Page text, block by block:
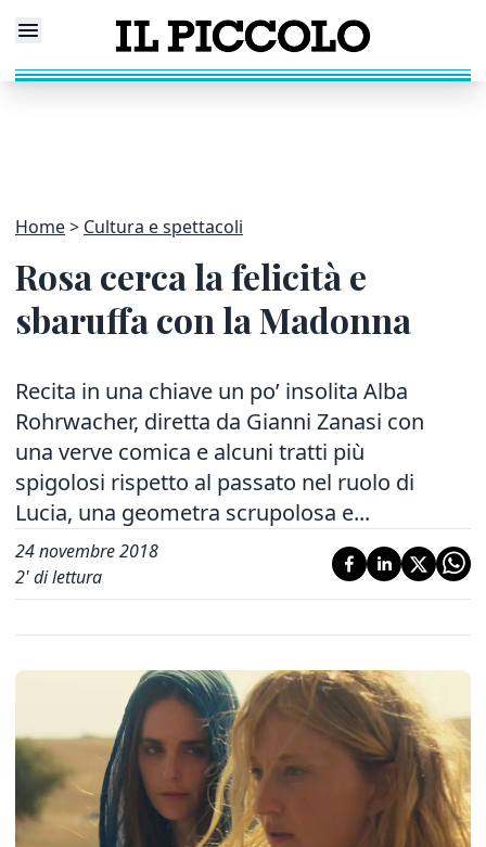
Home Cultura e spettacoli
Rosa cerca la felicità e
sbaruffa con la Madonna
Recita in una chiave un po’ insolita Alba
Rohrwacher, diretta da Gianni Zanasi con
una verve comica e alcuni tratti più
spigolosi rispetto al passato nel ruolo di
Lucia, una geometra scrupolosa e...
24 novembre 2018
2' di lettura